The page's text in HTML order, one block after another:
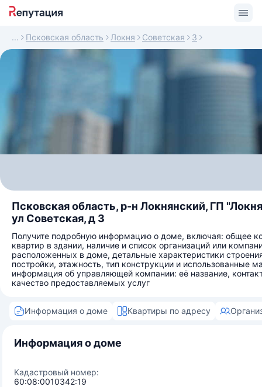
Псковская область Локня Советская 3
Псковская область, р-н Локнянский, ГП
ул Советская, д 3
Получите подробную информацию о доме, включая: общее
квартир в здании, наличие и список организаций или
расположенных в доме, детальные характеристики
постройки, этажность, тип конструкции и использованные
информация об управляющей компании: её название,
качество предоставляемых услуг
Информация о доме Квартиры по адресу
Информация о доме
Кадастровый номер:
60:08:0010342:19